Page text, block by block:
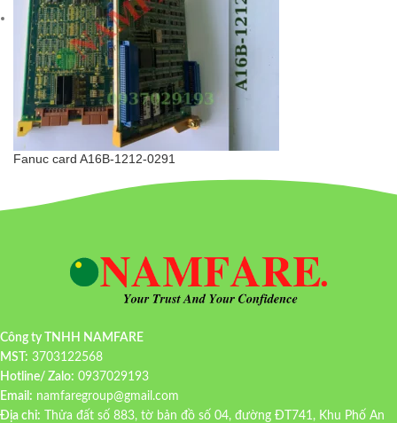
Fanuc card A16B-1212-0291
Công ty TNHH NAMFARE
MST: 3703122568
Hotline/ Zalo: 0937029193
Email: namfaregroup@gmail.com
Địa chỉ: Thửa đất số 883, tờ bản đồ số 04, đường ĐT741, Khu Phố An